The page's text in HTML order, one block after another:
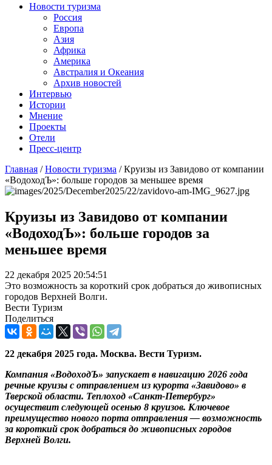
Новости туризма
Россия
Европа
Азия
Африка
Америка
Австралия и Океания
Архив новостей
Интервью
Истории
Мнение
Проекты
Отели
Пресс-центр
Главная /Новости туризма /Круизы из Завидово от компании
«ВодоходЪ»: больше городов за меньшее время
Круизы из Завидово от компании
«ВодоходЪ»: больше городов за
меньшее время
22 декабря 2025 20:54:51
Это возможность за короткий срок добраться до живописных
городов Верхней Волги.
Вести Туризм
Поделиться
22 декабря 2025 года. Москва. Вести Туризм.
Компания «ВодоходЪ» запускает в навигацию 2026 года
речные круизы с отправлением из курорта «Завидово» в
Тверской области. Теплоход «Санкт-Петербург»
осуществит следующей осенью 8 круизов. Ключевое
преимущество нового порта отправления — возможность
за короткий срок добраться до живописных городов
Верхней Волги.